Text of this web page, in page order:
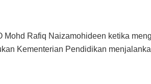
Rafiq Naizamohideen ketika
Kementerian Pendidikan